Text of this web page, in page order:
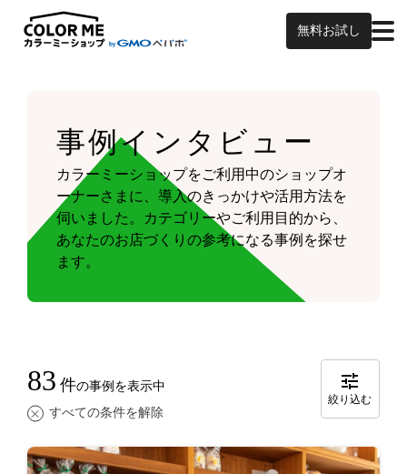
無料お試し
事例インタビュー
カラーミーショップをご利用中のショップオ
ーナーさまに、導入のきっかけや活用方法を
伺いました。 カテゴリーやご利用目的から、
あなたのお店づくりの参考になる事例を探せ
ます。
83 件の事例を表示中
すべての条件を解除
絞り込む